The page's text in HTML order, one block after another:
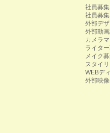
社員募集
社員募集
外部デ
外部動
カメラ
ライタ
メイク
スタイ
WEBデ
外部映